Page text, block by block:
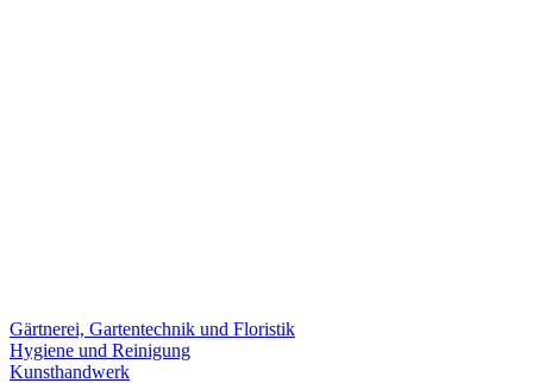
Gärtnerei, Gartentechnik und Floristik
Hygiene und Reinigung
Kunsthandwerk